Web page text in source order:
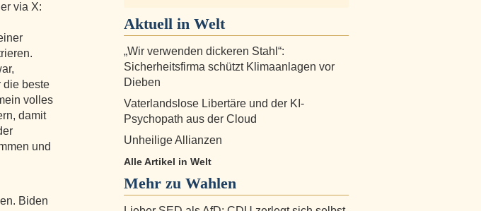
via X:
die beste
volles
damit
und
Biden
Aktuell in Welt
„Wir verwenden dickeren Stahl“:
Sicherheitsfirma schützt Klimaanlagen vor
Dieben
Vaterlandslose Libertäre und der KI-
Psychopath aus der Cloud
Unheilige Allianzen
Alle Artikel in Welt
Mehr zu Wahlen